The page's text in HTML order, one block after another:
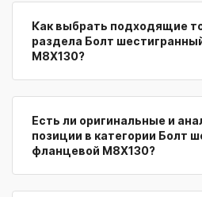
Как выбрать подходящие
раздела Болт
M8X130?
Есть ли оригинальные и
позиции в категории Болт
фланцевой M8X130?